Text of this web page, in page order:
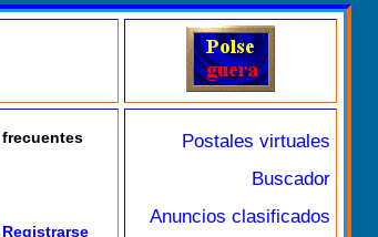
Registrarse
Postales virtuales
Buscador
Anuncios clasificados